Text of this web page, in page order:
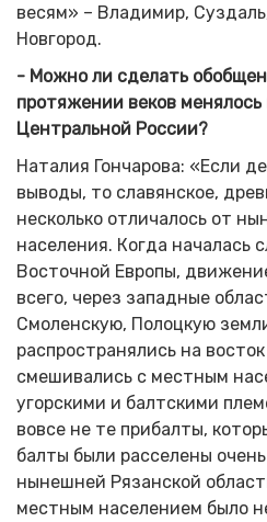
весям» – Владимир,
Новгород.
- Можно ли сделать
протяжении веков менялось
Центральной России?
Наталия Гончарова: «Если
выводы, то славянское,
несколько отличалось от
населения. Когда началась
Восточной Европы,
всего, через западные
Смоленскую, Полоцкую
распространялись на
смешивались с местным
угорскими и балтскими
вовсе не те прибалты,
балты были расселены
нынешней Рязанской
местным населением было